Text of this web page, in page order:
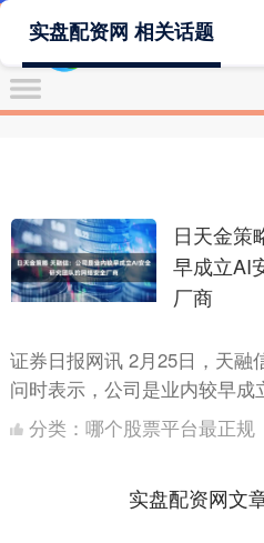
实盘配资网 相关话题
日天金策
早成立AI
厂商
证券日报网讯 2月25日，天融
问时表示，公司是业内较早
全厂商，在小模型、大模型
过滤....
分类： 哪个股票平台最正规
实盘配资网文